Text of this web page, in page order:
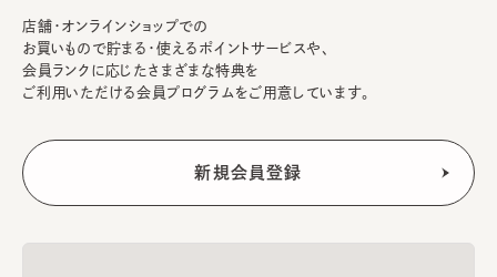
店舗・オンラインショップでの
お買いもので貯まる・使えるポイントサービスや、
会員ランクに応じたさまざまな特典を
ご利用いただける会員プログラムをご用意しています。